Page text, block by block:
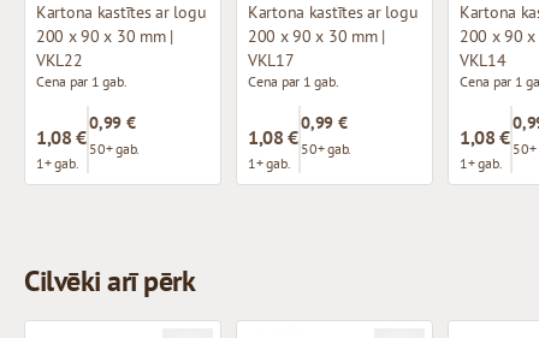
Kartona kastītes ar logu
200 x 90 x 30 mm |
VKL22
Cena par 1 gab.
1,08 €
1+ gab.
0,99 €
50+ gab.
Kartona kastītes ar logu
200 x 90 x 30 mm |
VKL17
Cena par 1 gab.
1,08 €
1+ gab.
0,99 €
50+ gab.
Kartona
200 x 90
VKL14
Cena par 1
1,08 €
1+ gab.
50+
Cilvēki arī pērk